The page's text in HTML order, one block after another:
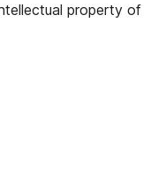
property of